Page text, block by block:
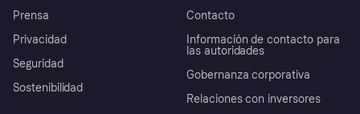
Prensa
Privacidad
Seguridad
Sostenibilidad
Contacto
Información de contacto para
las autoridades
Gobernanza corporativa
Relaciones con inversores